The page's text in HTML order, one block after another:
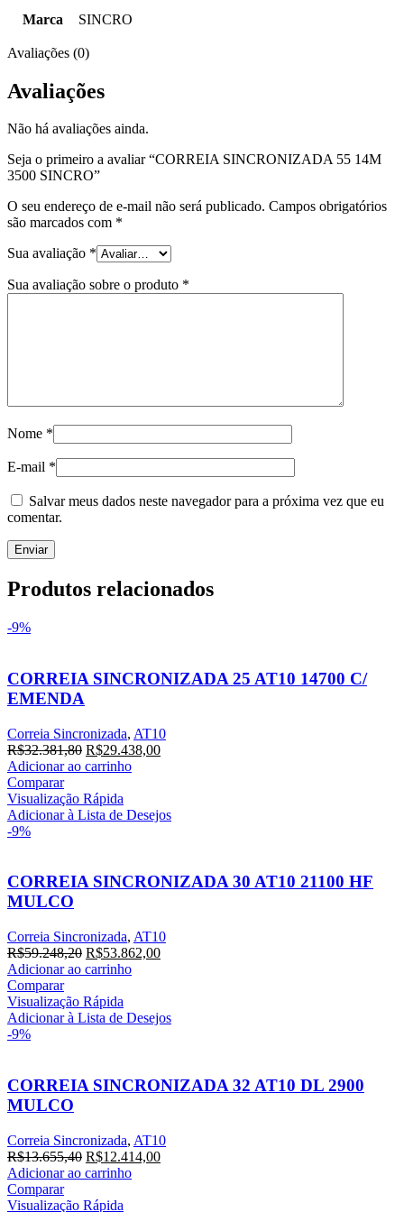
Marca SINCRO
Avaliações (0)
Avaliações
Não há avaliações ainda.
Seja o primeiro a avaliar “CORREIA SINCRONIZADA 55 14M
3500 SINCRO”
O seu endereço de e-mail não será publicado. Campos obrigatórios
são marcados com *
Sua avaliação *
Sua avaliação sobre o produto *
Nome *
E-mail *
Salvar meus dados neste navegador para a próxima vez que eu
comentar.
Produtos relacionados
-9%
CORREIA SINCRONIZADA 25 AT10 14700 C/
EMENDA
Correia Sincronizada, AT10
R$32.381,80 O
preço
era:
R$32.381,80.
R$29.438,00O
R$29.438,00.
Adicionar ao carrinho
Comparar
Visualização Rápida
Adicionar à Lista de Desejos
-9%
CORREIA SINCRONIZADA 30 AT10 21100 HF
MULCO
Correia Sincronizada, AT10
R$59.248,20 O
preço
era:
R$59.248,20.
R$53.862,00O
R$53.862,00.
Adicionar ao carrinho
Comparar
Visualização Rápida
Adicionar à Lista de Desejos
-9%
CORREIA SINCRONIZADA 32 AT10 DL 2900
MULCO
Correia Sincronizada, AT10
R$13.655,40 O
preço
era:
R$12.414,00O
Adicionar ao carrinho
Comparar
Visualização Rápida